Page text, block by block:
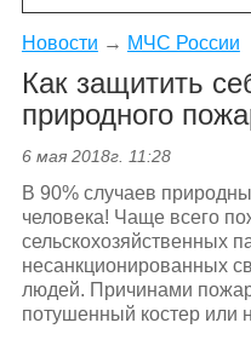
Новости → МЧС России
Как защитить
природного
6 мая 2018г. 11:28
В 90% случаев
человека! Чаще всего
сельскохозяйственных
несанкционированных
людей. Причинами
потушенный костер или